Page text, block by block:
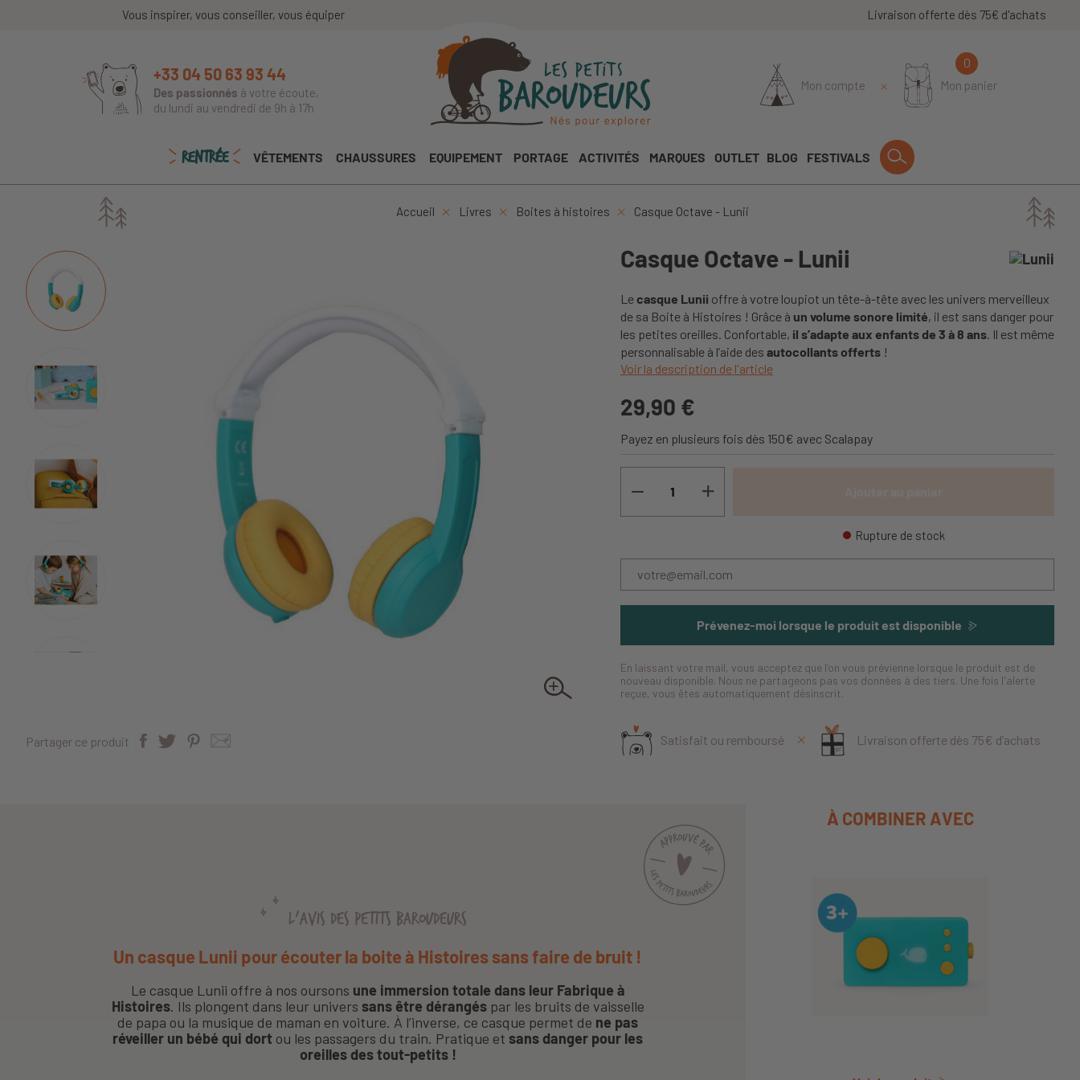
Vous inspirer, vous conseiller, vous équiper Livraison offerte dès 75€ d'achats
+33 04 50 63 93 44
Des passionnés à votre écoute,
du lundi au vendredi de 9h à 17h
Mon compte Mon panier
0
RENTRÉE VÊTEMENTS CHAUSSURES EQUIPEMENT PORTAGE ACTIVITÉS MARQUES OUTLET BLOG FESTIVALS
Accueil Livres Boites à histoires Casque Octave - Lunii
Partager ce produit
Casque Octave - Lunii
Lecasque Lunii offre à votre loupiot un tête-à-tête avec les univers merveilleux
de sa Boite à Histoires ! Grâce à un volume sonore limité, il est sans danger pour
les petites oreilles. Confortable, il s’adapte aux enfants de 3 à 8 ans. Il est même
personnalisable à l’aide des autocollants offerts !
Voir la description de l'article
29,90 €
Payez en plusieurs fois dès 150€ avec Scalapay
Rupture de stock
Prévenez-moi lorsque le produit est disponible
En laissant votre mail, vous acceptez que l’on vous prévienne lorsque le produit est de
nouveau disponible. Nous ne partageons pas vos données à des tiers. Une fois l'alerte
reçue, vous êtes automatiquement désinscrit.
Satisfait ou remboursé Livraison offerte dès 75€ d’achats
L'AVIS DES PETITS BAROUDEURS
Un casque Lunii pour écouter la boite à Histoires sans faire de bruit !
Le casque Lunii offre à nos oursons une immersion totale dans leur Fabrique à
Histoires. Ils plongent dans leur univers sans être dérangéspar les bruits de vaisselle
de papa ou la musique de maman en voiture. À l’inverse, ce casque permet de ne pas
réveiller un bébé qui dort ou les passagers du train. Pratique et sans danger pour les
oreilles des tout-petits !
À COMBINER AVEC